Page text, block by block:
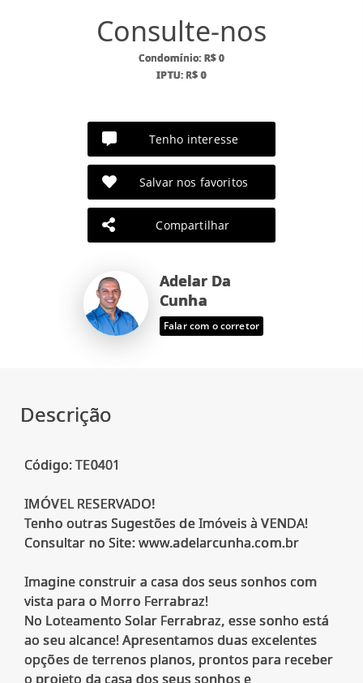
Consulte-nos
Condomínio: R$ 0
IPTU: R$ 0
Tenho interesse
Salvar nos favoritos
Compartilhar
Adelar Da
Cunha
Falar com o corretor
Descrição
Código: TE0401
IMÓVEL RESERVADO!
Tenho outras Sugestões de Imóveis à VENDA!
Consultar no Site: www.adelarcunha.com.br
Imagine construir a casa dos seus sonhos com
vista para o Morro Ferrabraz!
No Loteamento Solar Ferrabraz, esse sonho está
ao seu alcance! Apresentamos duas excelentes
opções de terrenos planos, prontos para receber
o projeto da casa dos seus sonhos e